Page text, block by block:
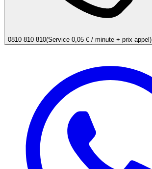
0810 810 810(Service 0,05 € / minute + prix appel)